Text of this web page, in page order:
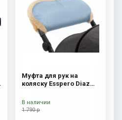
Муфта для рук на
коляску Esspero Diaz
Blue Mountain
1 790 р
В наличии